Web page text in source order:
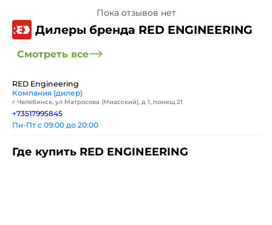
Пока отзывов нет
Дилеры бренда RED ENGINEERING
Смотреть все
RED Engineering
Компания (дилер)
г Челябинск, ул Матросова (Миасский), д 1, помещ 21
+73517995845
Пн-Пт с 09:00 до 20:00
Где купить RED ENGINEERING